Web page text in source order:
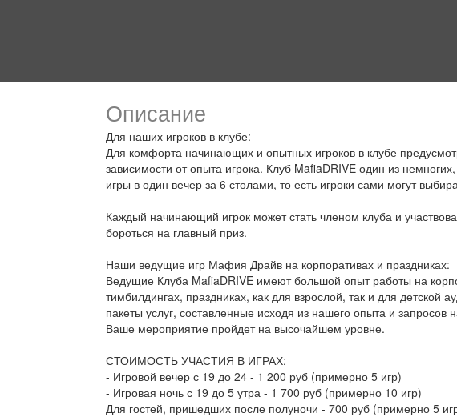
Описание
Для наших игроков в клубе:
Для комфорта начинающих и опытных игроков в клубе
зависимости от опыта игрока. Клуб MafiaDRIVE один из
игры в один вечер за 6 столами, то есть игроки сами могут
Каждый начинающий игрок может стать членом клуба и
бороться на главный приз.
Наши ведущие игр Мафия Драйв на корпоративах и праздниках:
Ведущие Клуба MafiaDRIVE имеют большой опыт работы на
тимбилдингах, праздниках, как для взрослой, так и для детской
пакеты услуг, составленные исходя из нашего опыта и
Ваше мероприятие пройдет на высочайшем уровне.
СТОИМОСТЬ УЧАСТИЯ В ИГРАХ:
- Игровой вечер с 19 до 24 - 1 200 руб (примерно 5 игр)
- Игровая ночь с 19 до 5 утра - 1 700 руб (примерно 10 игр)
Для гостей, пришедших после полуночи - 700 руб (примерно 5